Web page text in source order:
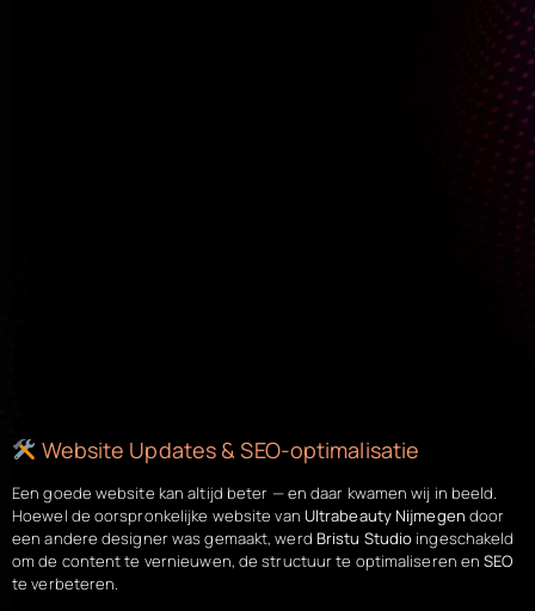
Website Updates & SEO-optimalisatie
Een goede website kan altijd beter — en daar kwamen wij in beeld.
Hoewel de oorspronkelijke website van Ultrabeauty Nijmegen door
een andere designer was gemaakt, werd Bristu Studio ingeschakeld
om de content te vernieuwen, de structuur te optimaliseren enSEO
te verbeteren.